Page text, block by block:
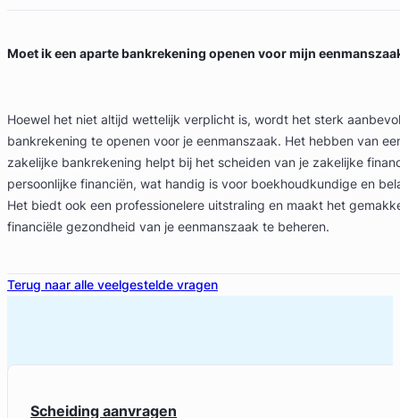
Moet ik een aparte bankrekening openen voor mijn
Hoewel het niet altijd wettelijk verplicht is, wordt het sterk
bankrekening te openen voor je eenmanszaak. Het hebben van
zakelijke bankrekening helpt bij het scheiden van je zakelijke
persoonlijke financiën, wat handig is voor boekhoudkundige en
Het biedt ook een professionelere uitstraling en maakt het
financiële gezondheid van je eenmanszaak te beheren.
Terug naar alle veelgestelde vragen
Scheiding aanvragen